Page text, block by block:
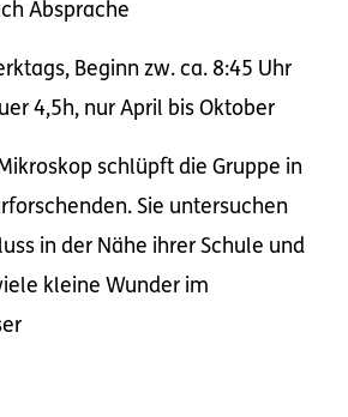
Absprache
Beginn zw. ca. 8:45 Uhr
4,5h, nur April bis Oktober
schlüpft die Gruppe in
Sie untersuchen
in der Nähe ihrer Schule und
kleine Wunder im